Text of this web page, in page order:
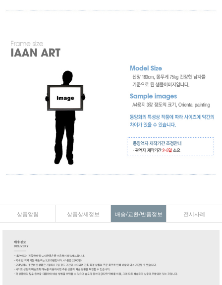
상품알림 상품상세정보 배송/교환/반품정보 전시사례